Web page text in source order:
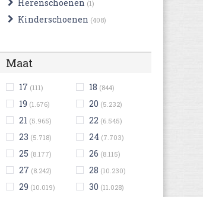
Herenschoenen (1)
Kinderschoenen (408)
Maat
17 (111) 18 (844)
19 (1.676) 20 (5.232)
21 (5.965) 22 (6.545)
23 (5.718) 24 (7.703)
25 (8.177) 26 (8.115)
27 (8.242) 28 (10.230)
29 (10.019) 30 (11.028)